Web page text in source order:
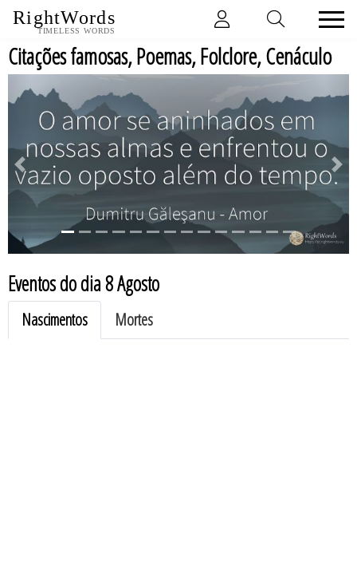
RightWords
TIMELESS WORDS
Citações famosas, Poemas, Folclore, Cenáculo
previous
Eventos do dia 8 Agosto
Nascimentos Mortes